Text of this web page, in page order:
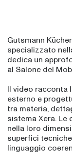
Gutsmann
specializzato
dedica un
al Salone del
Il video racconta
esterno e
tra materia,
sistema Xera.
nella loro
superfici
linguaggio